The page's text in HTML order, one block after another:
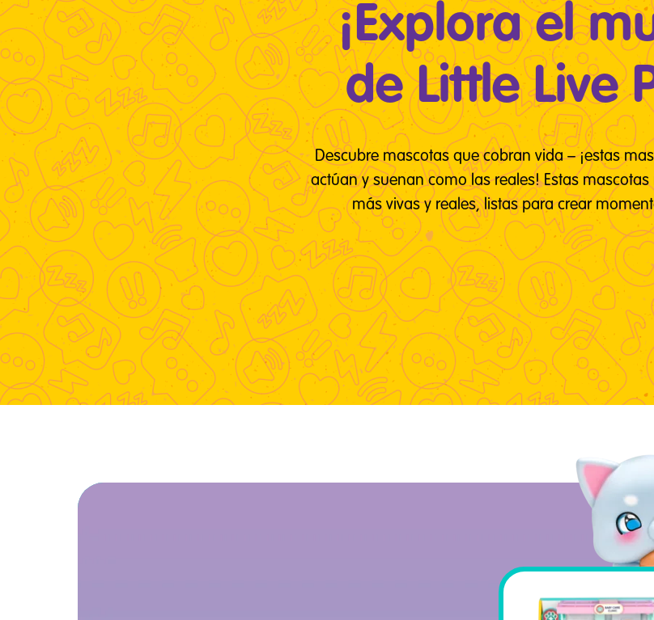
¡Explora el
de Little Live
Descubre mascotas que cobran vida – ¡estas
actúan y suenan como las reales! Estas
más vivas y reales, listas para crear
Play Video